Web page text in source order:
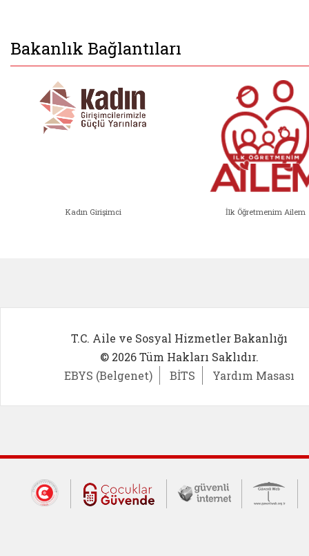
Bakanlık Bağlantıları
Kadın Girişimci İlk Öğretmenim Ailem
T.C. Aile ve Sosyal Hizmetler Bakanlığı
© 2026 Tüm Hakları Saklıdır.
EBYS (Belgenet)
BİTS Yardım Masası
Dış Bağlantılar
Cumhurbaşkanlığı İletişim Merkezi
Çocuklar Güvende (yeni
Güvenli